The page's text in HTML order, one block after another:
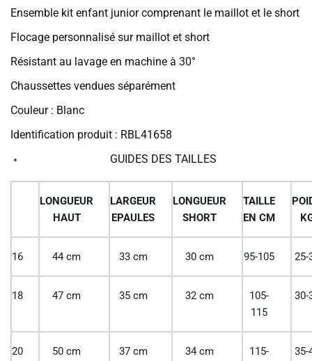
Ensemble kit enfant junior comprenant le maillot et le short
Flocage personnalisé sur maillot et short
Résistant au lavage en machine à 30°
Chaussettes vendues séparément
Couleur : Blanc
Identification produit : RBL41658
GUIDES DES TAILLES
LONGUEUR
HAUT
LARGEUR
EPAULES
LONGUEUR
SHORT
TAILLE
EN CM
16 44 cm 33 cm 30 cm 95-105 25-
18 47 cm 35 cm 32 cm
105-
115
30-
20 50 cm 37 cm 34 cm
115-
35-